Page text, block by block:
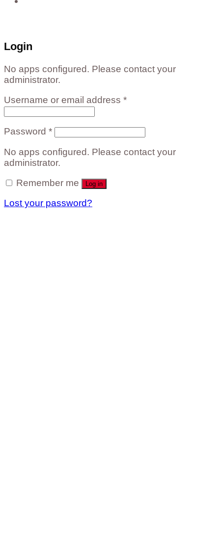
Login
No apps configured. Please contact your
administrator.
Username or email address *
Password *
No apps configured. Please contact your
administrator.
Remember me
Log in
Lost your password?